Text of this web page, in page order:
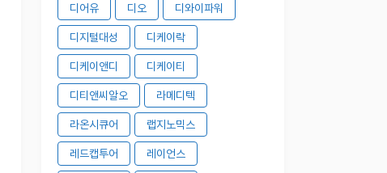
디어유 디오 디와이파워
디지털대성 디케이락
디케이앤디 디케이티
디티앤씨알오 라메디텍
라온시큐어 랩지노믹스
레드캡투어 레이언스